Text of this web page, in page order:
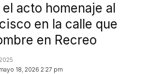
acto homenaje al
en la calle que
en Recreo
18, 2026 2:27 pm